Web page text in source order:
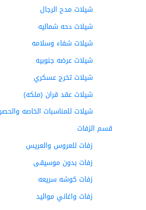
شيلات مدح الرجال
شيلات دحه شماليه
شيلات شفاء وسلامه
شيلات عرضه جنوبيه
شيلات تخرج عسكري
شيلات عقد قران (ملكه)
شيلات للمناسبات الخاصه والحصريه
قسم الزفات
زفات للعروس والعريس
زفات بدون موسيقى
زفات كوشه سريعه
زفات واغاني مواليد